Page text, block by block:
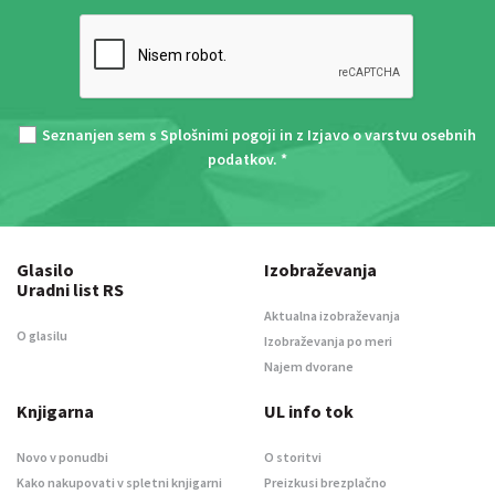
Seznanjen sem s Splošnimi pogoji in z Izjavo o varstvu osebnih
podatkov. *
Glasilo
Uradni list RS
O glasilu
Izobraževanja
Aktualna izobraževanja
Izobraževanja po meri
Najem dvorane
Knjigarna
Novo v ponudbi
Kako nakupovati v spletni knjigarni
UL info tok
O storitvi
Preizkusi brezplačno